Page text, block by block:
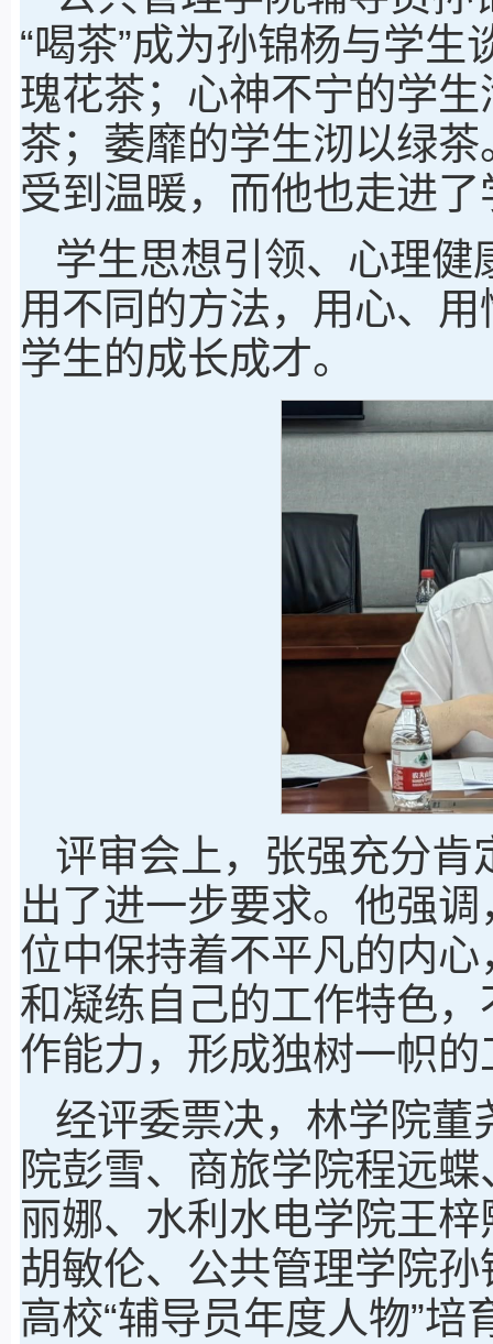
“喝茶”成为孙锦杨与学
瑰花茶；心神不宁的学
茶；萎靡的学生沏以绿
受到温暖，而他也走进
学生思想引领、心理
用不同的方法，用心、
学生的成长成才。
评审会上，张强充分肯
出了进一步要求。他强
位中保持着不平凡的内
和凝练自己的工作特色
作能力，形成独树一帜
经评委票决，林学院董
院彭雪、商旅学院程远
丽娜、水利水电学院王
胡敏伦、公共管理学院孙
高校“辅导员年度人物”培